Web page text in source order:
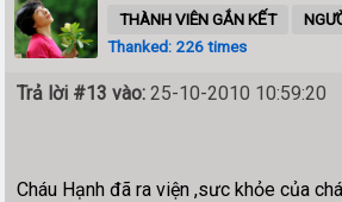
THÀNH VIÊN GẮN KẾT
Thanked: 226 times
Trả lời #13 vào: 25-10-2010 10:59:20
Cháu Hạnh đã ra viện ,sưc khỏe của